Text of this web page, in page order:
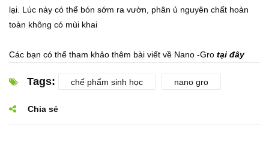
lại. Lúc này có thể bón sớm ra vườn, phân ủ nguyên chất hoàn
toàn không có mùi khai
Các bạn có thể tham khảo thêm bài viết về Nano -Gro tại đây
Tags: chế phẩm sinh học nano gro
Chia sẻ